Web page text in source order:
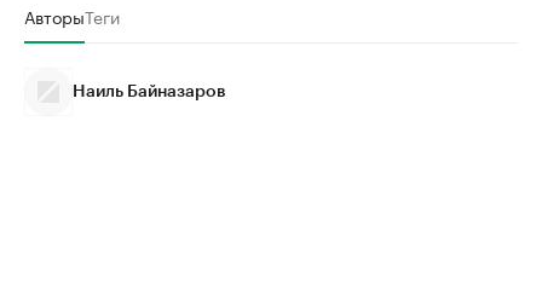
АвторыТеги
Наиль Байназаров